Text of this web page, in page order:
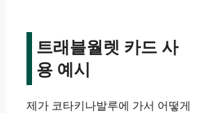
트래블월렛 카드 사
용 예시
제가 코타키나발루에 가서 어떻게